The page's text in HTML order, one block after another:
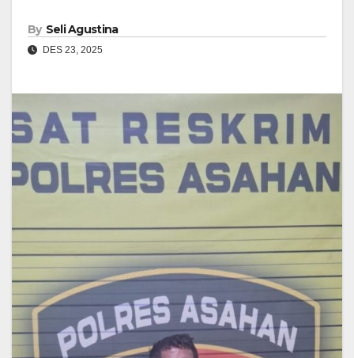
By Seli Agustina
DES 23, 2025